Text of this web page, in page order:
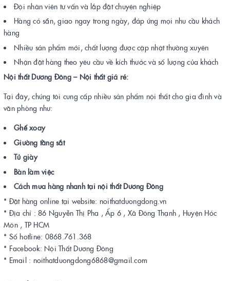
Đội nhân viên tư vấn và lắp đặt chuyên nghiệp
Hàng có sẵn, giao ngay trong ngày, đáp ứng mọi nhu cầu khách
hàng
Nhiều sản phẩm mới, chất lượng được cập nhật thường xuyên
Nhận đặt hàng theo yêu cầu về kích thước và số lượng của khách
Nội thất Dương Đông – Nội thất giá rẻ:
Tại đây, chúng tôi cung cấp nhiều sản phẩm nội thất cho gia đình và
văn phòng như:
Ghế xoay
Giường tầng sắt
Tủ giày
Bàn làm việc
Cách mua hàng nhanh tại nội thất Dương Đông
* Đặt hàng online tại website: noithatduongdong.vn
* Địa chỉ : 86 Nguyễn Thị Pha , Ấp 6 , Xã Đông Thạnh , Huyện Hóc
Môn , TP HCM
* Số hotline: 0868.761.368
* Facebook: Nội Thất Dương Đông
* Email : noithatduongdong6868@gmail.com